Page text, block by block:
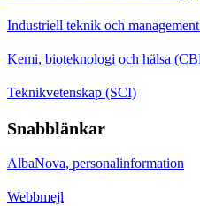
Industriell teknik och
Kemi, bioteknologi och hälsa
Teknikvetenskap (SCI)
Snabblänkar
AlbaNova, personalinformation
Webbmejl